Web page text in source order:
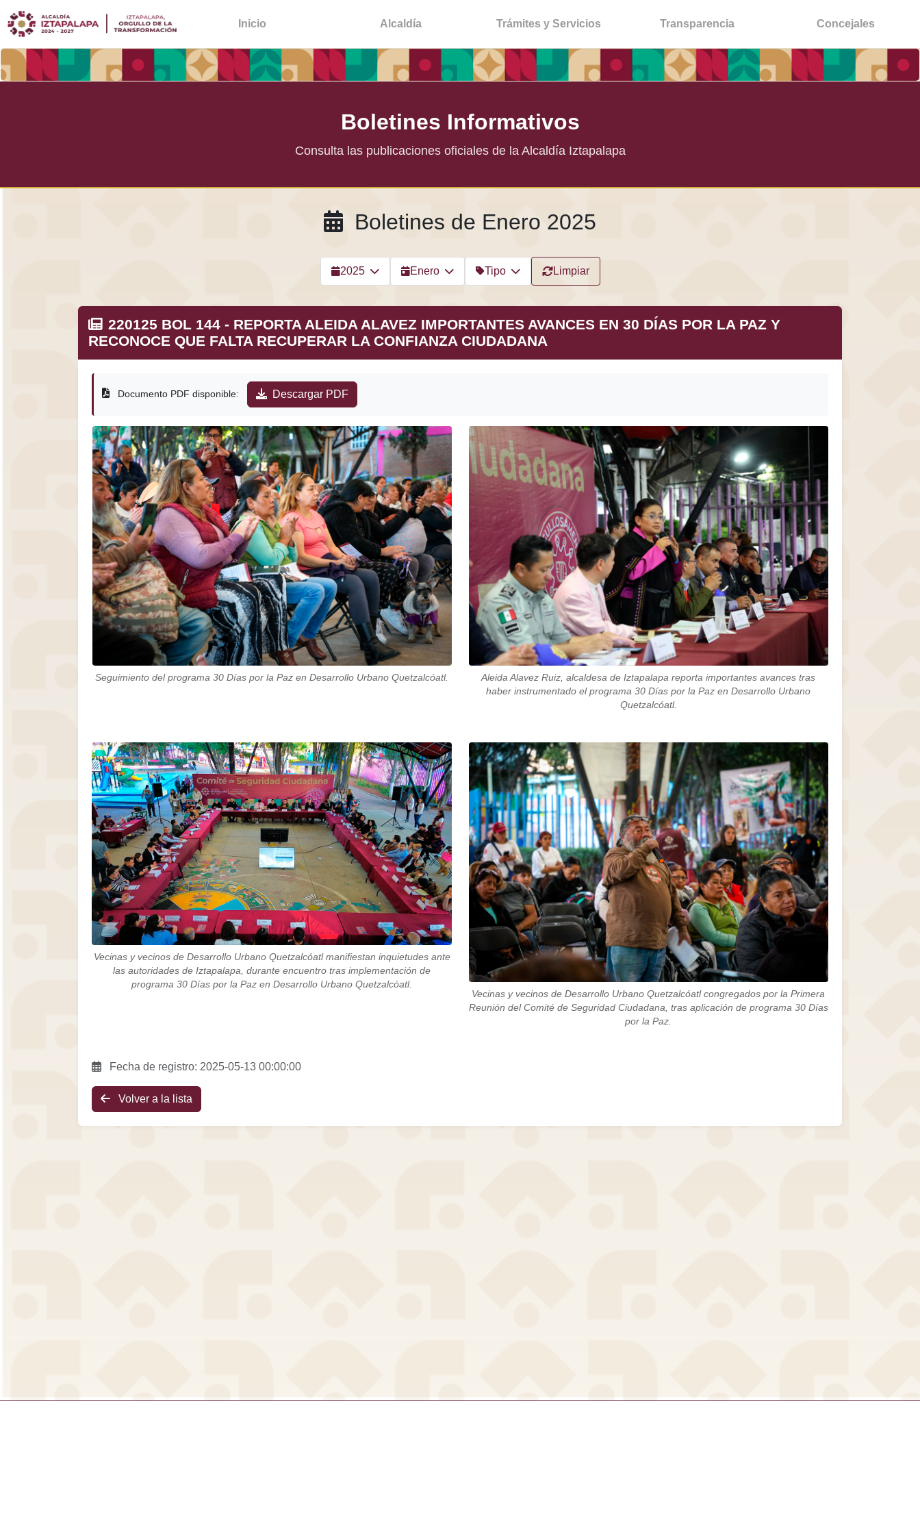
Inicio Alcaldía Trámites y Servicios Transparencia Concejales
Boletines Informativos
Consulta las publicaciones oficiales de la Alcaldía Iztapalapa
Boletines de Enero 2025
2025 Enero Tipo Limpiar
220125 BOL 144 - REPORTA ALEIDA ALAVEZ IMPORTANTES AVANCES EN 30 DÍAS POR LA PAZ Y
RECONOCE QUE FALTA RECUPERAR LA CONFIANZA CIUDADANA
Documento PDF disponible: Descargar PDF
Seguimiento del programa 30 Días por la Paz en Desarrollo Urbano Quetzalcóatl.
Aleida Alavez Ruiz, alcaldesa de Iztapalapa reporta importantes avances tras
haber instrumentado el programa 30 Días por la Paz en Desarrollo Urbano
Quetzalcóatl.
Vecinas y vecinos de Desarrollo Urbano Quetzalcóatl manifiestan inquietudes ante
las autoridades de Iztapalapa, durante encuentro tras implementación de
programa 30 Días por la Paz en Desarrollo Urbano Quetzalcóatl.
Vecinas y vecinos de Desarrollo Urbano Quetzalcóatl congregados por la Primera
Reunión del Comité de Seguridad Ciudadana, tras aplicación de programa 30 Días
por la Paz.
Fecha de registro: 2025-05-13 00:00:00
Volver a la lista